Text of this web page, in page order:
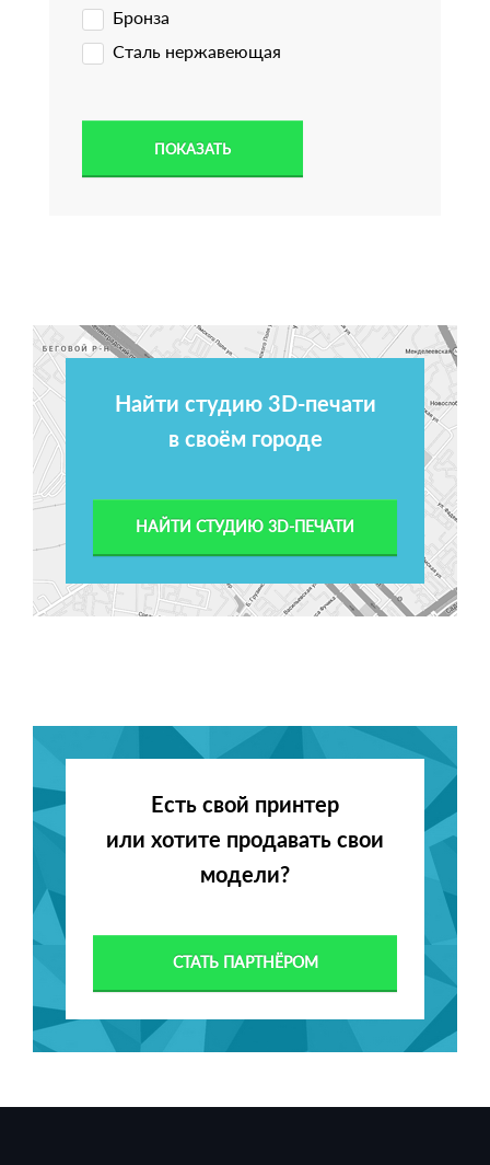
Бронза
Сталь нержавеющая
Найти студию 3D-печати
в своём городе
НАЙТИ СТУДИЮ 3D-ПЕЧАТИ
Есть свой принтер
или хотите продавать свои
модели?
СТАТЬ ПАРТНЁРОМ